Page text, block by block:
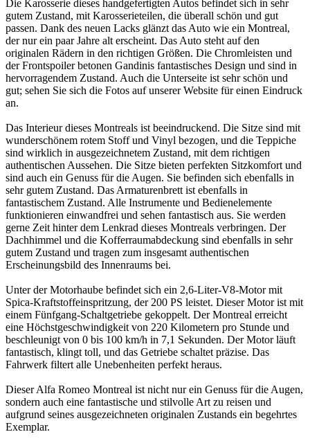
Die Karosserie dieses handgefertigten Autos befindet sich in sehr
gutem Zustand, mit Karosserieteilen, die überall schön und gut
passen. Dank des neuen Lacks glänzt das Auto wie ein Montreal,
der nur ein paar Jahre alt erscheint. Das Auto steht auf den
originalen Rädern in den richtigen Größen. Die Chromleisten und
der Frontspoiler betonen Gandinis fantastisches Design und sind in
hervorragendem Zustand. Auch die Unterseite ist sehr schön und
gut; sehen Sie sich die Fotos auf unserer Website für einen Eindruck
an.
Das Interieur dieses Montreals ist beeindruckend. Die Sitze sind mit
wunderschönem rotem Stoff und Vinyl bezogen, und die Teppiche
sind wirklich in ausgezeichnetem Zustand, mit dem richtigen
authentischen Aussehen. Die Sitze bieten perfekten Sitzkomfort und
sind auch ein Genuss für die Augen. Sie befinden sich ebenfalls in
sehr gutem Zustand. Das Armaturenbrett ist ebenfalls in
fantastischem Zustand. Alle Instrumente und Bedienelemente
funktionieren einwandfrei und sehen fantastisch aus. Sie werden
gerne Zeit hinter dem Lenkrad dieses Montreals verbringen. Der
Dachhimmel und die Kofferraumabdeckung sind ebenfalls in sehr
gutem Zustand und tragen zum insgesamt authentischen
Erscheinungsbild des Innenraums bei.
Unter der Motorhaube befindet sich ein 2,6-Liter-V8-Motor mit
Spica-Kraftstoffeinspritzung, der 200 PS leistet. Dieser Motor ist mit
einem Fünfgang-Schaltgetriebe gekoppelt. Der Montreal erreicht
eine Höchstgeschwindigkeit von 220 Kilometern pro Stunde und
beschleunigt von 0 bis 100 km/h in 7,1 Sekunden. Der Motor läuft
fantastisch, klingt toll, und das Getriebe schaltet präzise. Das
Fahrwerk filtert alle Unebenheiten perfekt heraus.
Dieser Alfa Romeo Montreal ist nicht nur ein Genuss für die Augen,
sondern auch eine fantastische und stilvolle Art zu reisen und
aufgrund seines ausgezeichneten originalen Zustands ein begehrtes
Exemplar.